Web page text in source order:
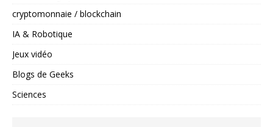
cryptomonnaie / blockchain
IA & Robotique
Jeux vidéo
Blogs de Geeks
Sciences